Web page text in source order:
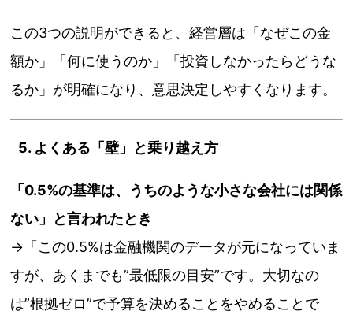
この3つの説明ができると、経営層は「なぜこの金
額か」「何に使うのか」「投資しなかったらどうな
るか」が明確になり、意思決定しやすくなります。
5. よくある「壁」と乗り越え方
「0.5%の基準は、うちのような小さな会社には関係
ない」と言われたとき
→「この0.5%は金融機関のデータが元になっていま
すが、あくまでも”最低限の目安”です。大切なの
は”根拠ゼロ”で予算を決めることをやめることで